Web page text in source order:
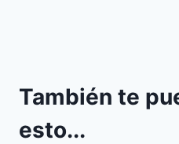
También te
esto...